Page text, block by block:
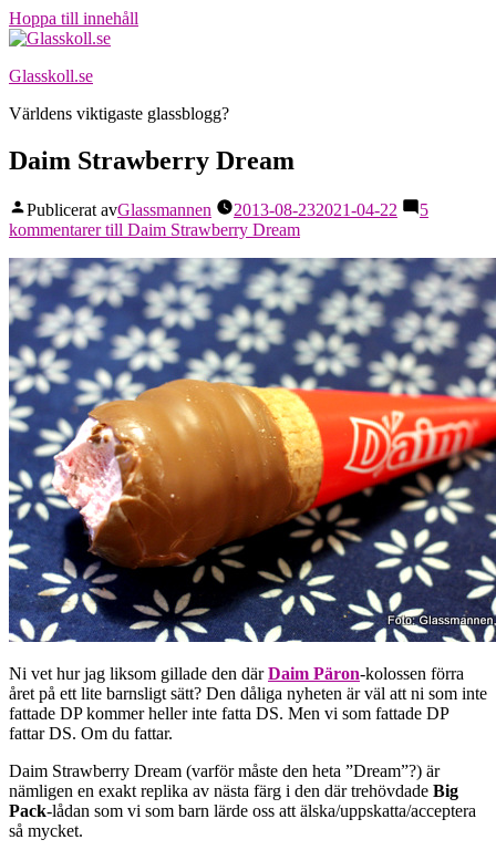
Hoppa till innehåll
Glasskoll.se
Världens viktigaste glassblogg?
Daim Strawberry Dream
Publicerat avGlassmannen 2013-08-232021-04-22
5
kommentarertill Daim Strawberry Dream
Ni vet hur jag liksom gillade den därDaim Päron-kolossen förra
året på ett lite barnsligt sätt? Den dåliga nyheten är väl att ni som inte
fattade DP kommer heller inte fatta DS. Men vi som fattade DP
fattar DS. Om du fattar.
Daim Strawberry Dream (varför måste den heta ”Dream”?) är
nämligen en exakt replika av nästa färg i den där trehövdade Big
Pack-lådan som vi som barn lärde oss att älska/uppskatta/acceptera
så mycket.